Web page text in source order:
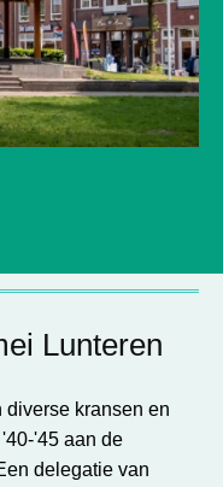
Lunteren
kransen en
'45 aan de
delegatie van